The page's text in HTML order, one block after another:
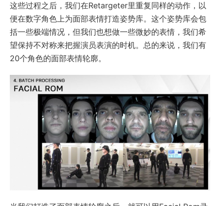
这些过程之后，我们在Retargeter里重复同样的动作，以
便在数字角色上为面部表情打造姿势库。这个姿势库会包
括一些极端情况，但我们也想做一些微妙的表情，我们希
望保持不对称来把握演员表演的时机。总的来说，我们有
20个角色的面部表情轮廓。